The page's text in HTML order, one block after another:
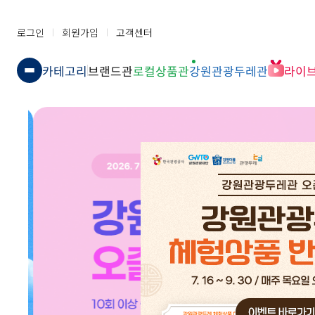
로그인 회원가입 고객센터
카테고리브랜드관로컬상품관강원관광두레관 라이